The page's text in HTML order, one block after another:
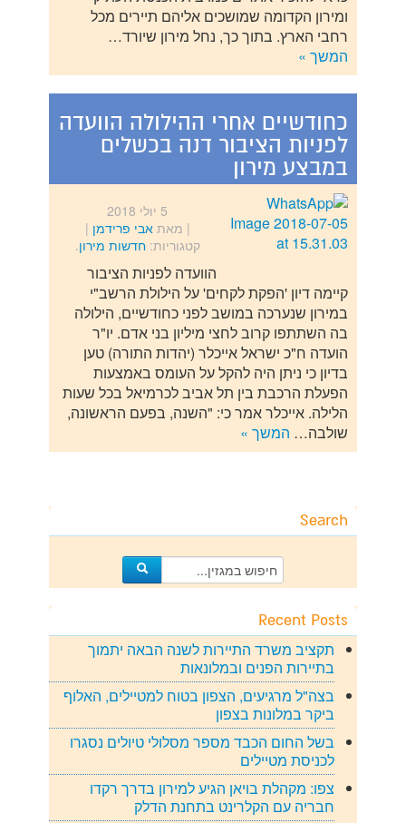
ומירון הקדומה שמושכים אליהם תיירים מכל
רחבי הארץ. בתוך כך, נחל מירון שיורד…
המשך »
כחודשיים אחרי ההילולה הוועדה
לפניות הציבור דנה בכשלים
במבצע מירון
5 יולי 2018
| מאתאבי פרידמן |
קטגוריות:חדשות מירון.
הוועדה לפניות הציבור
קיימה דיון 'הפקת לקחים' על הילולת הרשב"י
במירון שנערכה במושב לפני כחודשיים, הילולה
בה השתתפו קרוב לחצי מיליון בני אדם. יו"ר
הועדה ח"כ ישראל אייכלר (יהדות התורה) טען
בדיון כי ניתן היה להקל על העומס באמצעות
הפעלת הרכבת בין תל אביב לכרמיאל בכל שעות
הלילה. אייכלר אמר כי: "השנה, בפעם הראשונה,
שולבה… המשך »
Search
Recent Posts
תקציב משרד התיירות לשנה הבאה יתמוך
בתיירות הפנים ובמלונאות
בצה"ל מרגיעים, הצפון בטוח למטיילים, האלוף
ביקר במלונות בצפון
בשל החום הכבד מספר מסלולי טיולים נסגרו
לכניסת מטיילים
צפו: מקהלת בויאן הגיע למירון בדרך רקדו
חבריה עם הקלרינט בתחנת הדלק